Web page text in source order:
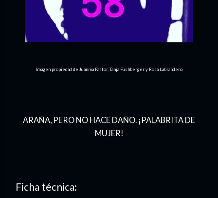
Imagen propiedad de Juanma Pastor, Tanja Fushberger y Rosa Labrandero
ARAÑA, PERO NO HACE DAÑO. ¡PALABRITA DE
MUJER!
Ficha técnica: